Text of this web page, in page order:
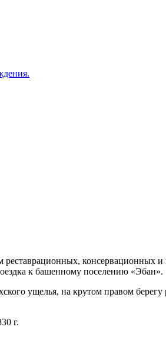
реставрационных, консервационных
к башенному поселению «Эбан».
ущелья, на крутом правом
г.